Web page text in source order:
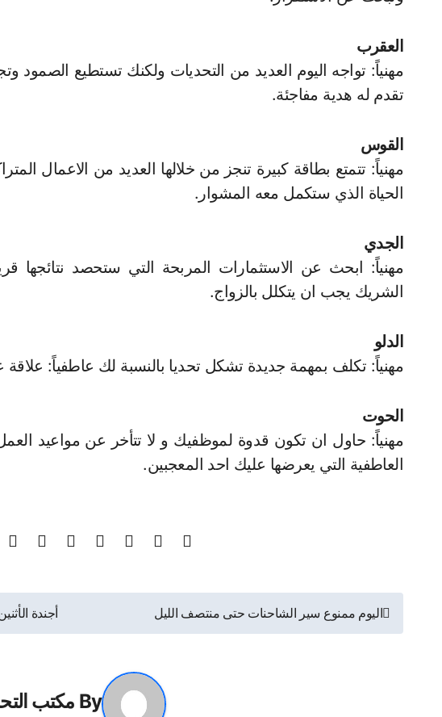
العقرب
مهنياً: تواجه اليوم العديد من التحديات ولكنك تستطيع الصمود
تقدم له هدية مفاجئة.
القوس
مهنياً: تتمتع بطاقة كبيرة تنجز من خلالها العديد من الاعمال
الحياة الذي ستكمل معه المشوار.
الجدي
مهنياً: ابحث عن الاستثمارات المربحة التي ستحصد نتائجها
الشريك يجب ان يتكلل بالزواج.
الدلو
مهنياً: تكلف بمهمة جديدة تشكل تحديا بالنسبة لك عاطفياً:
الحوت
مهنياً: حاول ان تكون قدوة لموظفيك و لا تتأخر عن مواعيد
العاطفية التي يعرضها عليك احد المعجبين.
تصفّح
المقالات
اليوم ممنوع سير الشاحنات حتى منتصف الليل أجندة الأثنين 10 شباط 2014 من
By مكتب